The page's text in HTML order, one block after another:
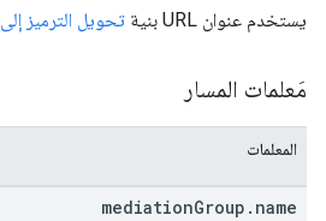
يستخدم عنوان URL بنية تحويل الترميز إلى gRPC
مَعلمات المسار
المعلمات
mediationGroup . name